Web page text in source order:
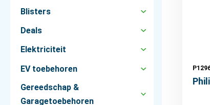
Blisters
Deals
Elektriciteit
EV toebehoren
Gereedschap &
Garagetoebehoren